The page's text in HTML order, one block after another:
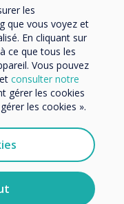
les
que vous voyez et
En cliquant sur
ce que tous les
Vous pouvez
consulter notre
gérer les cookies
les cookies ».
de nos produits
courrier.
de
communications à
de confidentialité
de
et sur
et du respect